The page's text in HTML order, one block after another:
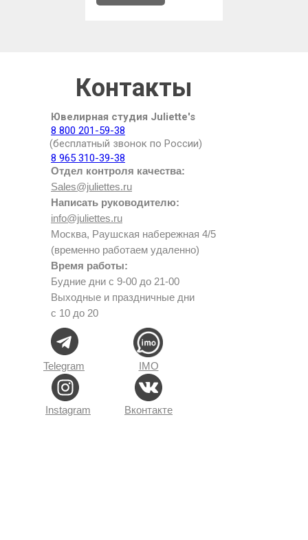
Отдел контроля качества:
Sales@juliettes.ru
Написать руководителю:
info@juliettes.ru
Москва, Раушская набережная 4/5
(временно работаем удаленно)
Время работы:
Будние дни с 9-00 до 21-00
Выходные и праздничные дни
с 10 до 20
Telegram
Вконтакте
Instagram
Ювелирная студия Juliette's
8 800 201-59-38
(бесплатный звонок по России)
8 965 310-39-38
IMO
Контакты